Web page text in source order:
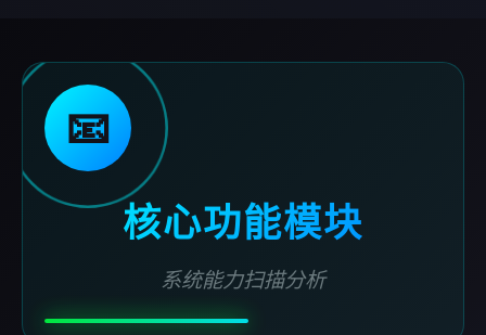
📧
核心功能模块
系统能力扫描分析